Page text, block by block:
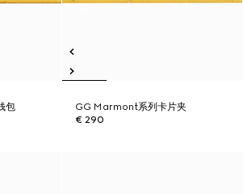
包
GG Marmont系列卡片夹
€ 290